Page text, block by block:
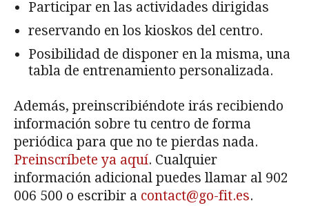
Participar en las actividades dirigidas
reservando en los kioskos del centro.
Posibilidad de disponer en la misma, una
tabla de entrenamiento personalizada.
Además, preinscribiéndote irás recibiendo
información sobre tu centro de forma
periódica para que no te pierdas nada.
Preinscríbete ya aquí. Cualquier
información adicional puedes llamar al 902
006 500 o escribir a contact@go-fit.es.